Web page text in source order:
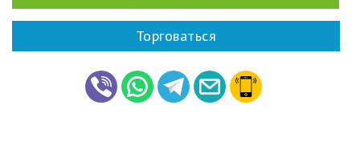
Торговаться